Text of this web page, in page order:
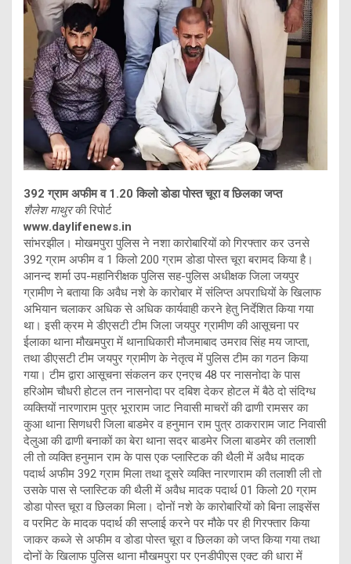
392 ग्राम अफीम व 1.20 किलो डोडा पोस्त चूरा व छिलका जप्त
शैलेश माथुरकी रिपोर्ट
www.daylifenews.in
सांभरझील। मोखमपुरा पुलिस ने नशा कारोबारियों को गिरफ्तार कर उनसे
392 ग्राम अफीम व 1 किलो 200 ग्राम डोडा पोस्त चूरा बरामद किया है।
आनन्द शर्मा उप-महानिरीक्षक पुलिस सह-पुलिस अधीक्षक जिला जयपुर
ग्रामीण ने बताया कि अवैध नशे के कारोबार में संलिप्त अपराधियों के खिलाफ
अभियान चलाकर अधिक से अधिक कार्यवाही करने हेतु निर्देशित किया गया
था। इसी क्रम मे डीएसटी टीम जिला जयपुर ग्रामीण की आसूचना पर
ईलाका थाना मौखमपुरा में थानाधिकारी मौजमाबाद उमराव सिंह मय जाप्ता,
तथा डीएसटी टीम जयपुर ग्रामीण के नेतृत्व में पुलिस टीम का गठन किया
गया। टीम द्वारा आसूचना संकलन कर एनएच 48 पर नासनोदा के पास
हरिओम चौधरी होटल तन नासनोदा पर दबिश देकर होटल में बैठे दो संदिग्ध
व्यक्तियों नारणाराम पुत्र भूराराम जाट निवासी माचरों की ढाणी रामसर का
कुआ थाना सिणधरी जिला बाडमेर व हनुमान राम पुत्र ठाकराराम जाट निवासी
देलुआ की ढाणी बनाकों का बेरा थाना सदर बाडमेर जिला बाडमेर की तलाशी
ली तो व्यक्ति हनुमान राम के पास एक प्लास्टिक की थैली में अवैध मादक
पदार्थ अफीम 392 ग्राम मिला तथा दूसरे व्यक्ति नारणाराम की तलाशी ली तो
उसके पास से प्लास्टिक की थैली में अवैध मादक पदार्थ 01 किलो 20 ग्राम
डोडा पोस्त चूरा व छिलका मिला। दोनों नशे के कारोबारियों को बिना लाइसेंस
व परमिट के मादक पदार्थ की सप्लाई करने पर मौके पर ही गिरफ्तार किया
जाकर कब्जे से अफीम व डोडा पोस्त चूरा व छिलका को जप्त किया गया तथा
दोनों के खिलाफ पुलिस थाना मौखमपुरा पर एनडीपीएस एक्ट की धारा में